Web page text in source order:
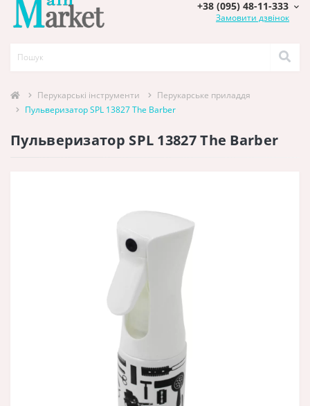
+38 (095) 48-11-333
Замовити дзвінок
Перукарcькі інструменти
Перукарське приладдя
Пульверизатор SPL 13827 The Barber
Пульверизатор SPL 13827 The Barber